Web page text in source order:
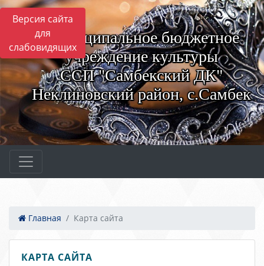
Версия сайта
для
слабовидящих
Муниципальное бюджетное
учреждение культуры
ССП "Самбекский ДК"
Неклиновский район, с.Самбек
Главная Карта сайта
КАРТА САЙТА